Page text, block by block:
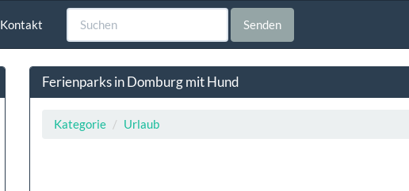
Kontakt Senden
Ferienparks in Domburg mit Hund
Kategorie Urlaub